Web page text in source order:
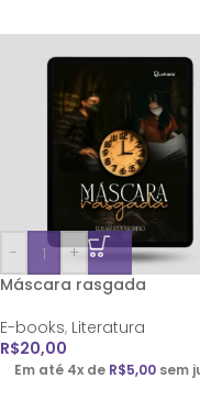
-
+
Máscara rasgada
E-books, Literatura
R$20,00
Em até 4x de R$5,00 sem